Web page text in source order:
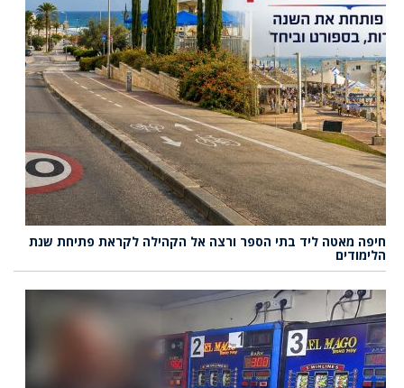
חיפה מאטה ליד בתי הספר ורצה אל הקהילה לקראת פתיחת שנת
הלימודים